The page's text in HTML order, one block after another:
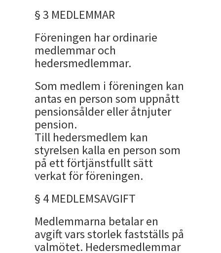
§ 3 MEDLEMMAR
Föreningen har ordinarie
medlemmar och
hedersmedlemmar.
Som medlem i föreningen kan
antas en person som uppnått
pensionsålder eller åtnjuter
pension.
Till hedersmedlem kan
styrelsen kalla en person som
på ett förtjänstfullt sätt
verkat för föreningen.
§ 4 MEDLEMSAVGIFT
Medlemmarna betalar en
avgift vars storlek fastställs på
valmötet. Hedersmedlemmar